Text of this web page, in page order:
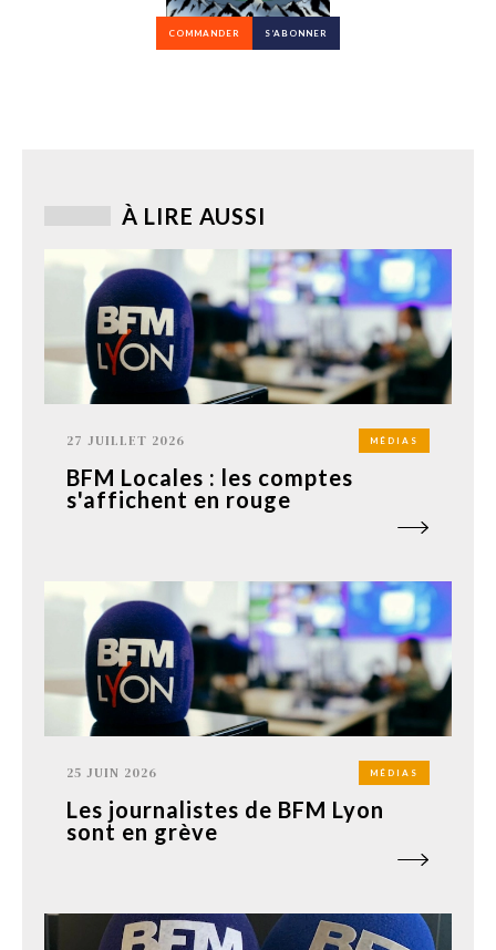
COMMANDER S’ABONNER
À LIRE AUSSI
27 JUILLET 2026 MÉDIAS
BFM Locales : les comptes
s'affichent en rouge
25 JUIN 2026 MÉDIAS
Les journalistes de BFM Lyon
sont en grève